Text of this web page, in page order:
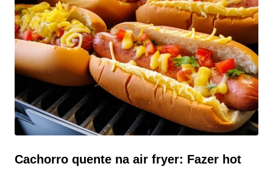
brilha. Ele não só é uma delícia, mas também se adapta a
diferentes cenários da vida. Seja após um treino, em um
almoço
Cachorro quente na air fryer: Fazer hot